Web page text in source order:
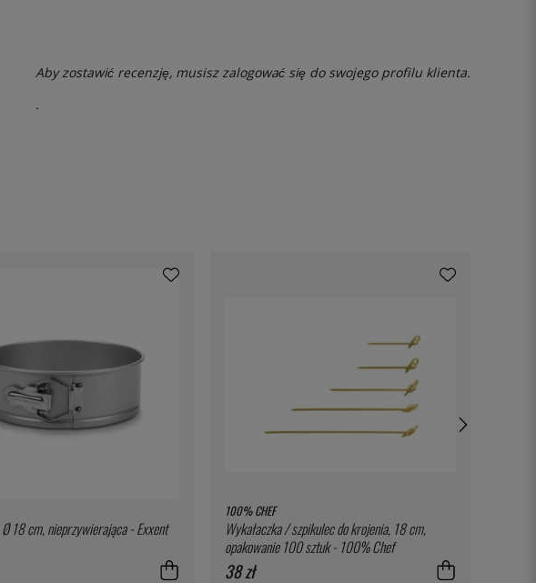
Aby zostawić recenzję, musiszzalogować się do swojego profilu klienta.
.
18 cm, nieprzywierająca - Exxent
100% CHEF
Wykałaczka / szpikulec do krojenia, 18 cm,
opakowanie 100 sztuk - 100% Chef
38 zł